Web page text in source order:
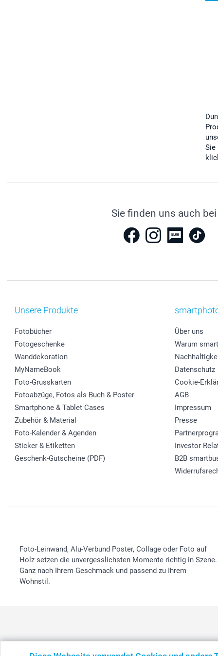
Sie
Sie finden uns auch bei
Unsere Produkte
Fotobücher
Fotogeschenke
Wanddekoration
MyNameBook
Foto-Grusskarten
Fotoabzüge, Fotos als Buch & Poster
Smartphone & Tablet Cases
Zubehör & Material
Foto-Kalender & Agenden
Sticker & Etiketten
Geschenk-Gutscheine (PDF)
Über uns
Warum
Datenschutz
Cookie-
AGB
Impressum
Presse
Investor
B2B
Foto-Leinwand, Alu-Verbund Poster, Collage oder Foto auf
Holz setzen die unvergesslichsten Momente richtig in Szene.
Ganz nach Ihrem Geschmack und passend zu Ihrem
Wohnstil.